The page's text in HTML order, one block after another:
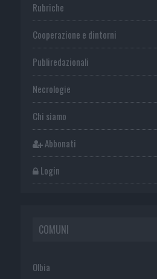
Rubriche
Cooperazione e dintorni
Publiredazionali
Necrologie
Chi siamo
Abbonati
Login
COMUNI
Olbia